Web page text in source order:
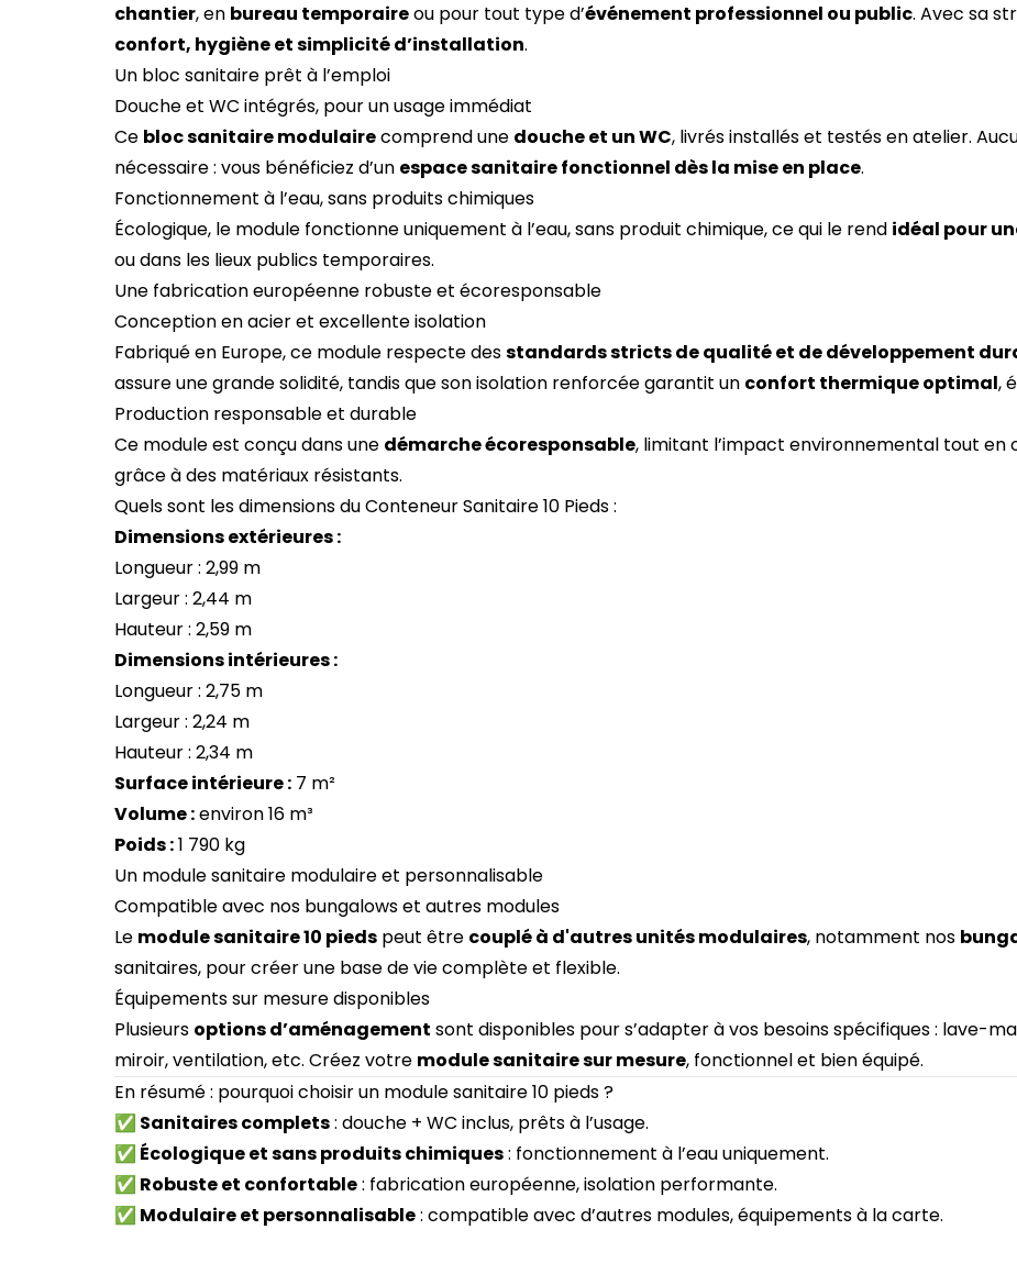
chantier, en bureau temporaireou pour tout type d’événement professionnel ou public. Avec sa
confort, hygiène et simplicité d’installation.
Un bloc sanitaire prêt à l’emploi
Douche et WC intégrés, pour un usage immédiat
Ce bloc sanitaire modulairecomprend une douche et un WC, livrés installés et testés en atelier.
nécessaire : vous bénéficiez d’un espace sanitaire fonctionnel dès la mise en place.
Fonctionnement à l’eau, sans produits chimiques
Écologique, le module fonctionne uniquement à l’eau, sans produit chimique, ce qui le rend idéal pour
ou dans les lieux publics temporaires.
Une fabrication européenne robuste et écoresponsable
Conception en acier et excellente isolation
Fabriqué en Europe, ce module respecte desstandards stricts de qualité et de développement
assure une grande solidité, tandis que son isolation renforcée garantit un confort thermique optimal,
Production responsable et durable
Ce module est conçu dans une démarche écoresponsable, limitant l’impact environnemental tout en
grâce à des matériaux résistants.
Quels sont les dimensions du Conteneur Sanitaire 10 Pieds :
Dimensions extérieures :
Longueur : 2,99 m
Largeur : 2,44 m
Hauteur : 2,59 m
Dimensions intérieures :
Longueur : 2,75 m
Largeur : 2,24 m
Hauteur : 2,34 m
Surface intérieure : 7 m²
Volume :environ 16 m³
Poids :1 790 kg
Un module sanitaire modulaire et personnalisable
Compatible avec nos bungalows et autres modules
Le module sanitaire 10 pieds peut être couplé à d'autres unités modulaires, notamment nos
sanitaires, pour créer une base de vie complète et flexible.
Équipements sur mesure disponibles
Plusieurs options d’aménagement sont disponibles pour s’adapter à vos besoins spécifiques : lave-
miroir, ventilation, etc. Créez votre module sanitaire sur mesure, fonctionnel et bien équipé.
En résumé : pourquoi choisir un module sanitaire 10 pieds ?
✅ Sanitaires complets: douche + WC inclus, prêts à l’usage.
✅ Écologique et sans produits chimiques: fonctionnement à l’eau uniquement.
✅ Robuste et confortable: fabrication européenne, isolation performante.
✅ Modulaire et personnalisable: compatible avec d’autres modules, équipements à la carte.